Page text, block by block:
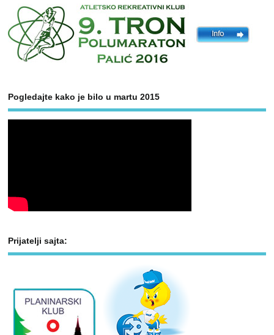
Pogledajte kako je bilo u martu 2015
Prijatelji sajta: